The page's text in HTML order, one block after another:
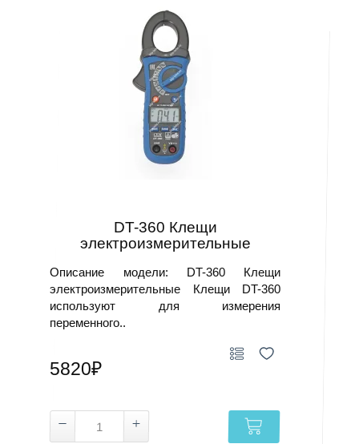
DT-360 Клещи
электроизмерительные
Описание модели: DT-360 Клещи
электроизмерительные Клещи DT-360
используют для измерения
переменного..
5820₽